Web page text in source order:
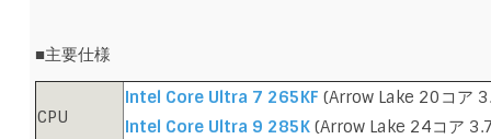
■主要仕様
CPU
Intel Core Ultra 7 265KF (Arrow Lake 20コア
Intel Core Ultra 9 285K (Arrow Lake 24コア